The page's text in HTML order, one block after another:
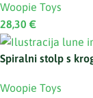
Woopie Toys
28,30 €
Spiralni stolp s
Woopie Toys